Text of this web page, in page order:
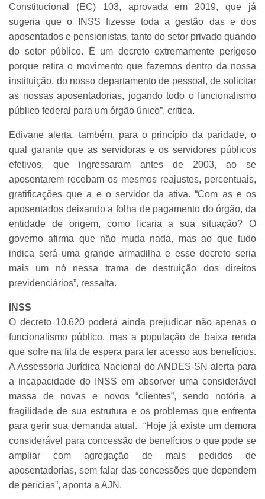
Constitucional (EC) 103, aprovada em 2019, que já
sugeria que o INSS fizesse toda a gestão das e dos
aposentados e pensionistas, tanto do setor privado quando
do setor público. É um decreto extremamente perigoso
porque retira o movimento que fazemos dentro da nossa
instituição, do nosso departamento de pessoal, de solicitar
as nossas aposentadorias, jogando todo o funcionalismo
público federal para um órgão único”, critica.
Edivane alerta, também, para o princípio da paridade, o
qual garante que as servidoras e os servidores públicos
efetivos, que ingressaram antes de 2003, ao se
aposentarem recebam os mesmos reajustes, percentuais,
gratificações que a e o servidor da ativa. “Com as e os
aposentados deixando a folha de pagamento do órgão, da
entidade de origem, como ficaria a sua situação? O
governo afirma que não muda nada, mas ao que tudo
indica será uma grande armadilha e esse decreto seria
mais um nó nessa trama de destruição dos direitos
previdenciários”, ressalta.
INSS
O decreto 10.620 poderá ainda prejudicar não apenas o
funcionalismo público, mas a população de baixa renda
que sofre na fila de espera para ter acesso aos benefícios.
A Assessoria Jurídica Nacional do ANDES-SN alerta para
a incapacidade do INSS em absorver uma considerável
massa de novas e novos “clientes”, sendo notória a
fragilidade de sua estrutura e os problemas que enfrenta
para gerir sua demanda atual. “Hoje já existe um demora
considerável para concessão de benefícios o que pode se
ampliar com agregação de mais pedidos de
aposentadorias, sem falar das concessões que dependem
de perícias”, aponta a AJN.